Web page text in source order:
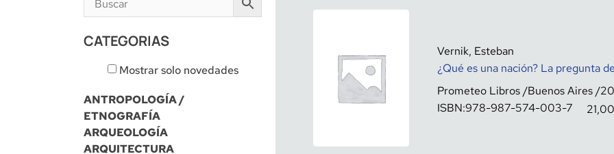
CATEGORIAS
Mostrar solo novedades
ANTROPOLOGÍA /
ETNOGRAFÍA
ARQUEOLOGÍA
ARQUITECTURA
Vernik, Esteban
¿Qué es una nación? La pregunta
Prometeo Libros Buenos Aires
ISBN:978-987-574-003-7 21,00